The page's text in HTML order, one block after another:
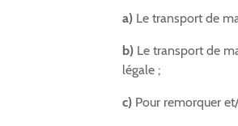
a) Le transport de
b) Le transport de
légale ;
c) Pour remorquer